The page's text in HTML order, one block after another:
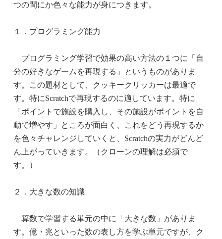
つの間にか色々な能力が身につきます。
１．プログラミング能力
プログラミング学習で効果の高い方法の１つに「自
分の好きなゲームを再現する」というものがありま
す。この題材として、クッキークリッカーは最適で
す。特にScratchで再現するのに適しています。特に
「ポイントで施設を購入し、その施設がポイントを自
動で増やす」ところが面白く、これをどう再現するか
を色々チャレンジしていくと、Scratchの実力がどんど
ん上がっていきます。（クローンの理解は必須で
す。）
２．大きな数の知識
算数で学習する単元の中に「大きな数」がありま
す。億・兆といった数の表し方を学ぶ単元ですが、ク